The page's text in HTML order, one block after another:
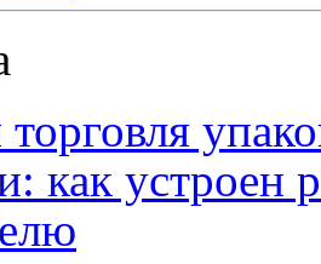
торговля
как устроен